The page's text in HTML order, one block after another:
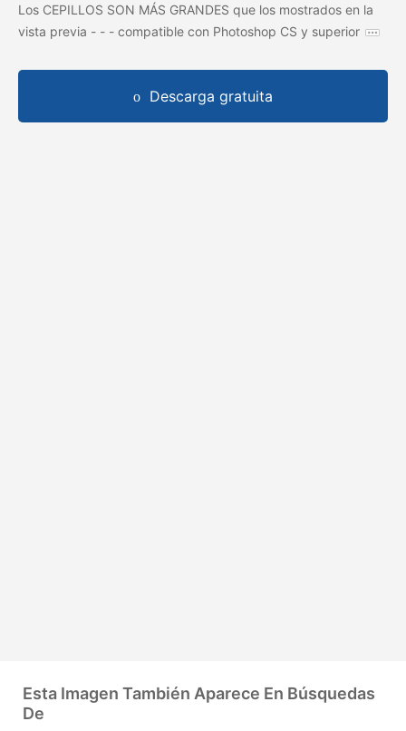
Los CEPILLOS SON MÁS GRANDES que los mostrados en la
vista previa - - - compatible con Photoshop CS y superior
Descarga gratuita
Esta Imagen También Aparece En Búsquedas
De